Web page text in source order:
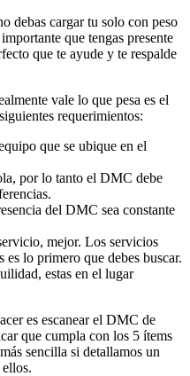
debas cargar tu solo con peso
que tengas presente
que te ayude y te respalde
vale lo que pesa es el
requerimientos:
que se ubique en el
por lo tanto el DMC debe
del DMC sea constante
mejor. Los servicios
es lo primero que debes buscar.
estas en el lugar
es escanear el DMC de
que cumpla con los 5 ítems
sencilla si detallamos un